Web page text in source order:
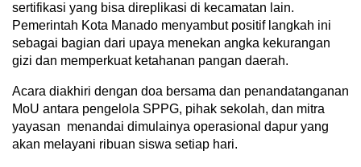
sertifikasi yang bisa direplikasi di kecamatan lain.
Pemerintah Kota Manado menyambut positif langkah ini
sebagai bagian dari upaya menekan angka kekurangan
gizi dan memperkuat ketahanan pangan daerah.
Acara diakhiri dengan doa bersama dan penandatanganan
MoU antara pengelola SPPG, pihak sekolah, dan mitra
yayasan menandai dimulainya operasional dapur yang
akan melayani ribuan siswa setiap hari.